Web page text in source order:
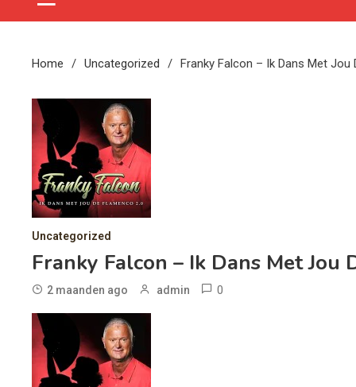
Home Uncategorized Franky Falcon – Ik Dans Met Jou
Uncategorized
Franky Falcon – Ik Dans Met Jou
2 maanden ago admin 0